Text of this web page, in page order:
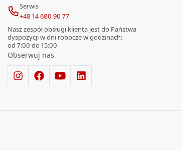
Serwis
+48 14 680 90 77
Nasz zespół obsługi klienta jest do Państwa
dyspozycji w dni robocze w godzinach:
od 7:00 do 15:00
Obserwuj nas